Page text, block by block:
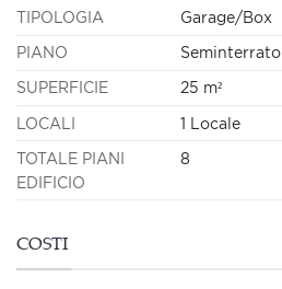
TIPOLOGIA Garage/Box
PIANO Seminterrato
SUPERFICIE 25 m²
LOCALI 1 Locale
TOTALE PIANI
EDIFICIO
8
COSTI